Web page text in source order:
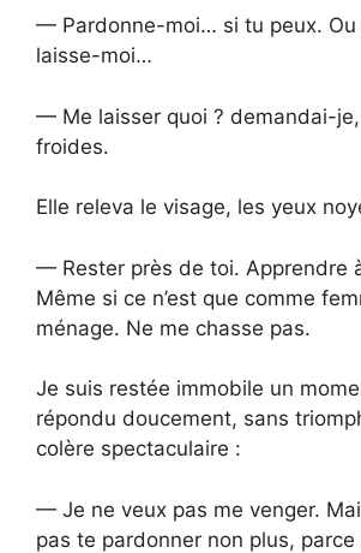
— Pardonne-moi… si tu peux.
laisse-moi…
— Me laisser quoi ? demandai-
froides.
Elle releva le visage, les yeux
— Rester près de toi. Apprendre
Même si ce n’est que comme
ménage. Ne me chasse pas.
Je suis restée immobile un
répondu doucement, sans
colère spectaculaire :
— Je ne veux pas me venger.
pas te pardonner non plus, parce